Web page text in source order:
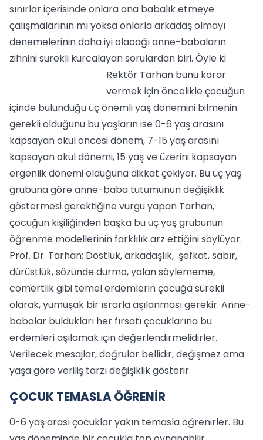
sınırlar içerisinde onlara ana babalık etmeye
çalışmalarının mı yoksa onlarla arkadaş olmayı
denemelerinin daha iyi olacağı anne-babaların
zihnini sürekli kurcalayan sorulardan biri. Öyle ki
Rektör Tarhan bunu karar
vermek için öncelikle çocuğun
içinde bulunduğu üç önemli yaş dönemini bilmenin
gerekli olduğunu bu yaşların ise 0-6 yaş arasını
kapsayan okul öncesi dönem, 7-15 yaş arasını
kapsayan okul dönemi, 15 yaş ve üzerini kapsayan
ergenlik dönemi olduğuna dikkat çekiyor. Bu üç yaş
grubuna göre anne-baba tutumunun değişiklik
göstermesi gerektiğine vurgu yapan Tarhan,
çocuğun kişiliğinden başka bu üç yaş grubunun
öğrenme modellerinin farklılık arz ettiğini söylüyor.
Prof. Dr. Tarhan; Dostluk, arkadaşlık, şefkat, sabır,
dürüstlük, sözünde durma, yalan söylememe,
cömertlik gibi temel erdemlerin çocuğa sürekli
olarak, yumuşak bir ısrarla aşılanması gerekir. Anne-
babalar buldukları her fırsatı çocuklarına bu
erdemleri aşılamak için değerlendirmelidirler.
Verilecek mesajlar, doğrular bellidir, değişmez ama
yaşa göre veriliş tarzı değişiklik gösterir.
ÇOCUK TEMASLA ÖĞRENİR
0-6 yaş arası çocuklar yakın temasla öğrenirler. Bu